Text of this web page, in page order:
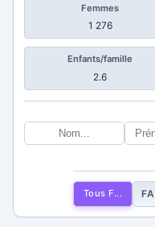
Femmes
1 276
Enfants/famille
2.6
Tous F... FA